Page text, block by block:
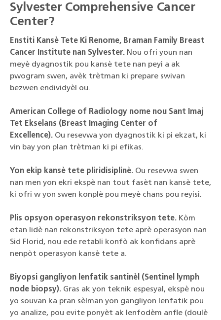
Sylvester Comprehensive Cancer
Center?
Enstiti Kansè Tete Ki Renome, Braman Family Breast
Cancer Institute nan Sylvester. Nou ofri youn nan
meyè dyagnostik pou kansè tete nan peyi a ak
pwogram swen, avèk trètman ki prepare swivan
bezwen endividyèl ou.
American College of Radiology nome nou Sant Imaj
Tet Ekselans (Breast Imaging Center of
Excellence). Ou resevwa yon dyagnostik ki pi ekzat, ki
vin bay yon plan trètman ki pi efikas.
Yon ekip kansè tete pliridisiplinè. Ou resevwa swen
nan men yon ekri ekspè nan tout fasèt nan kansè tete,
ki ofri w yon swen konplè pou meyè chans pou reyisi.
Plis opsyon operasyon rekonstriksyon tete. Kòm
etan lidè nan rekonstriksyon tete aprè operasyon nan
Sid Florid, nou ede retabli konfò ak konfidans aprè
nenpòt operasyon kansè tete a.
Biyopsi gangliyon lenfatik santinèl (Sentinel lymph
node biopsy). Gras ak yon teknik espesyal, ekspè nou
yo souvan ka pran sèlman yon gangliyon lenfatik pou
yo analize, pou evite ponyèt ak lenfodèm anfle (doulè